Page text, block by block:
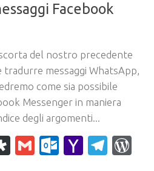
Facebook
del nostro precedente
tradurre messaggi WhatsApp,
come sia possibile
Messenger in maniera
degli argomenti...
Diaspora
Gmail Yahoo